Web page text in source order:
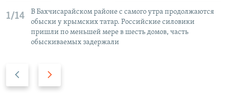
1/14
В Бахчисарайском районе с самого утра продолжаются
обыски у крымских татар. Российские силовики
пришли по меньшей мере в шесть домов, часть
обыскиваемых задержали